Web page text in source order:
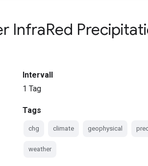
InfraRed
Intervall
1 Tag
Tags
chg climate geophysical
weather